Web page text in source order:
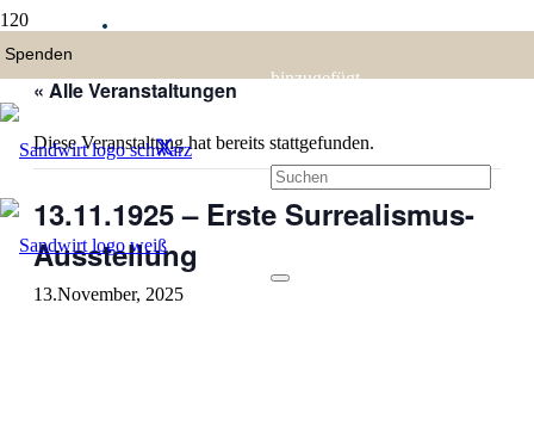
hinzugefügt.
« Alle Veranstaltungen
Diese Veranstaltung hat bereits stattgefunden.
13.11.1925 – Erste Surrealismus-
Ausstellung
13.November, 2025